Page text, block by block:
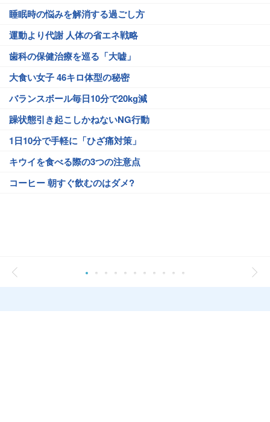
睡眠時の悩みを解消する過ごし方
運動より代謝 人体の省エネ戦略
歯科の保健治療を巡る「大嘘」
大食い女子 46キロ体型の秘密
バランスボール毎日10分で20kg減
躁状態引き起こしかねないNG行動
1日10分で手軽に「ひざ痛対策」
キウイを食べる際の3つの注意点
コーヒー 朝すぐ飲むのはダメ?